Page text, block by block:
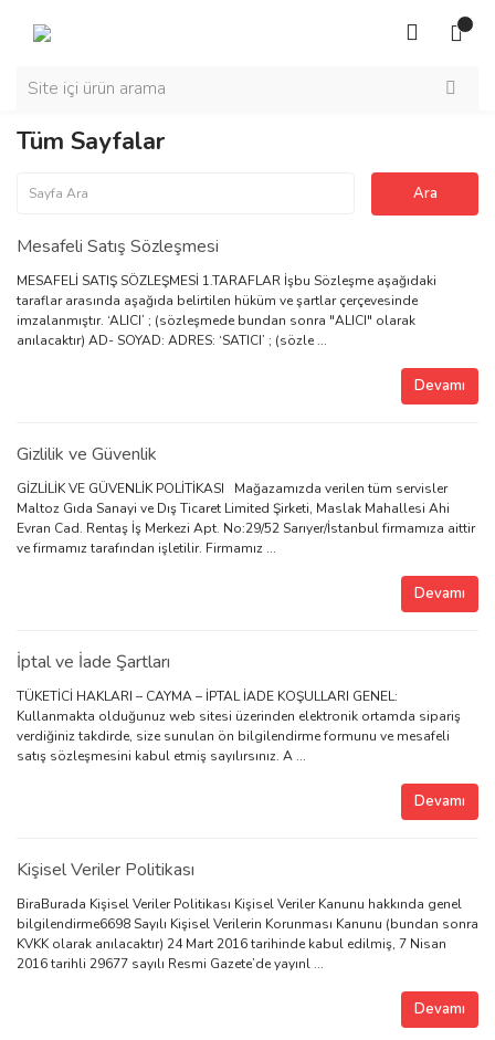
Tüm Sayfalar
Mesafeli Satış Sözleşmesi
MESAFELİ SATIŞ SÖZLEŞMESİ 1.TARAFLAR İşbu Sözleşme aşağıdaki
taraflar arasında aşağıda belirtilen hüküm ve şartlar çerçevesinde
imzalanmıştır. ‘ALICI’ ; (sözleşmede bundan sonra "ALICI" olarak
anılacaktır) AD- SOYAD: ADRES: ‘SATICI’ ; (sözle ...
Devamı
Gizlilik ve Güvenlik
GİZLİLİK VE GÜVENLİK POLİTİKASI Mağazamızda verilen tüm servisler
Maltoz Gıda Sanayi ve Dış Ticaret Limited Şirketi, Maslak Mahallesi Ahi
Evran Cad. Rentaş İş Merkezi Apt. No:29/52 Sarıyer/İstanbul firmamıza aittir
ve firmamız tarafından işletilir. Firmamız ...
Devamı
İptal ve İade Şartları
TÜKETİCİ HAKLARI – CAYMA – İPTAL İADE KOŞULLARI GENEL:
Kullanmakta olduğunuz web sitesi üzerinden elektronik ortamda sipariş
verdiğiniz takdirde, size sunulan ön bilgilendirme formunu ve mesafeli
satış sözleşmesini kabul etmiş sayılırsınız. A ...
Devamı
Kişisel Veriler Politikası
BiraBurada Kişisel Veriler Politikası Kişisel Veriler Kanunu hakkında genel
bilgilendirme6698 Sayılı Kişisel Verilerin Korunması Kanunu (bundan sonra
KVKK olarak anılacaktır) 24 Mart 2016 tarihinde kabul edilmiş, 7 Nisan
2016 tarihli 29677 sayılı Resmi Gazete’de yayınl ...
Devamı